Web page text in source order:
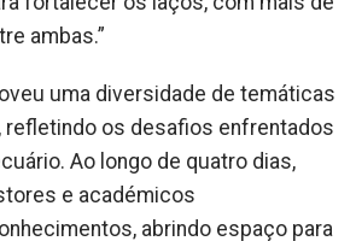
ambas.”
uma diversidade de temáticas
refletindo os desafios enfrentados
Ao longo de quatro dias,
e académicos
abrindo espaço para